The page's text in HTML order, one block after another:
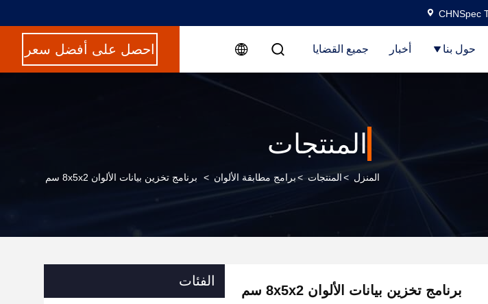
CHNSpec
حول بنا أخبار جميع القضايا احصل على أفضل سعر
المنتجات
المنزل >المنتجات >برامج مطابقة الألوان > برنامج تخزين بيانات الألوان 8x5x2 سم
برنامج تخزين بيانات الألوان 8x5x2 سم
الفئات